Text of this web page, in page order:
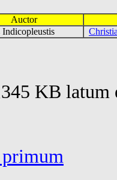
Auctor
Indicopleustis
KB latum